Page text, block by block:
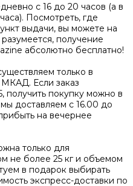
с 16 до 20 часов (а в
Посмотреть, где
выдачи, вы можете на
получение
абсолютно бесплатно!
только в
Если заказ
получить покупку можно в
доставляем с 16.00 до
на вечернее
только для
не более 25 кг и объемом
в подарок выбирать
экспресс-доставки по